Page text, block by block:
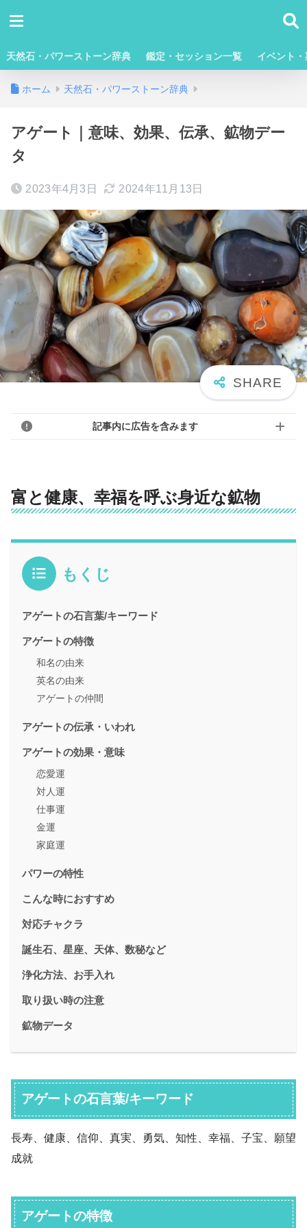
天然石・パワーストーン辞典 鑑定・セッション一覧 イベント
ホーム 天然石・パワーストーン辞典
アゲート｜意味、効果、伝承、鉱物デー
タ
2023年4月3日 2024年11月13日
記事内に広告を含みます
富と健康、幸福を呼ぶ身近な鉱物
もくじ
アゲートの石言葉/キーワード
アゲートの特徴
和名の由来
英名の由来
アゲートの仲間
アゲートの伝承・いわれ
アゲートの効果・意味
恋愛運
対人運
仕事運
金運
家庭運
パワーの特性
こんな時におすすめ
対応チャクラ
誕生石、星座、天体、数秘など
浄化方法、お手入れ
取り扱い時の注意
鉱物データ
アゲートの石言葉/キーワード
長寿、健康、信仰、真実、勇気、知性、幸福、子宝、願望
成就
アゲートの特徴